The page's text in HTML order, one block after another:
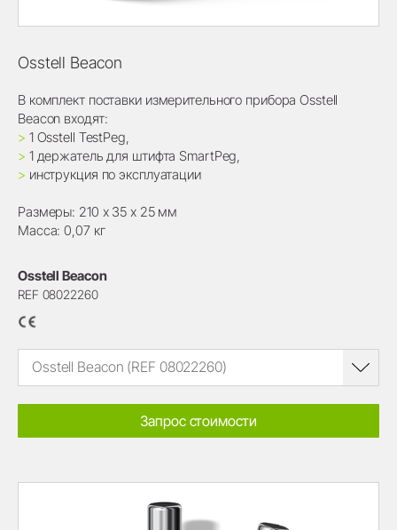
Osstell Beacon
В комплект поставки измерительного прибора Osstell
Beacon входят:
> 1 Osstell TestPeg,
> 1 держатель для штифта SmartPeg,
> инструкция по эксплуатации
Размеры: 210 х 35 х 25 мм
Масса: 0,07 кг
Osstell Beacon
REF 08022260
Osstell Beacon (REF 08022260)
Запрос стоимости